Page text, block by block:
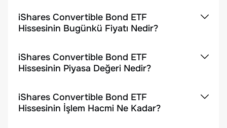
iShares Convertible Bond ETF
Hissesinin Bugünkü Fiyatı Nedir?
iShares Convertible Bond ETF
Hissesinin Piyasa Değeri Nedir?
iShares Convertible Bond ETF
Hissesinin İşlem Hacmi Ne Kadar?